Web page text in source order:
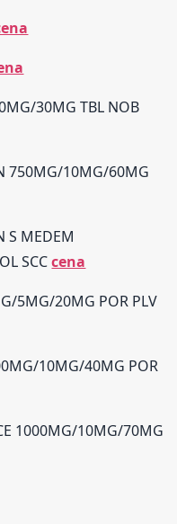
30MG TBL NOB
750MG/10MG/60MG
S MEDEM
SCCcena
5MG/20MG POR PLV
10MG/40MG POR
1000MG/10MG/70MG